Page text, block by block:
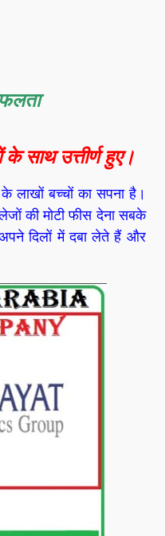
साथ उत्तीर्ण हुए।
लाखों बच्चों का सपना है।
की मोटी फीस देना सबके
दिलों में दबा लेते हैं और